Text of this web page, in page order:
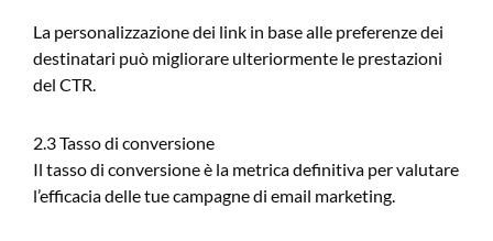
La personalizzazione dei link in base alle preferenze dei
destinatari può migliorare ulteriormente le prestazioni
del CTR.
2.3 Tasso di conversione
Il tasso di conversione è la metrica definitiva per valutare
l’efficacia delle tue campagne di email marketing.